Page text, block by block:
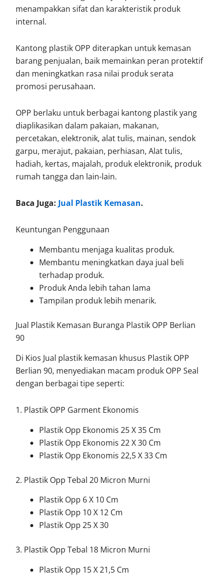
menampakkan sifat dan karakteristik produk
internal.
Kantong plastik OPP diterapkan untuk kemasan
barang penjualan, baik memainkan peran protektif
dan meningkatkan rasa nilai produk serata
promosi perusahaan.
OPP berlaku untuk berbagai kantong plastik yang
diaplikasikan dalam pakaian, makanan,
percetakan, elektronik, alat tulis, mainan, sendok
garpu, merajut, pakaian, perhiasan, Alat tulis,
hadiah, kertas, majalah, produk elektronik, produk
rumah tangga dan lain-lain.
Baca Juga: Jual Plastik Kemasan.
Keuntungan Penggunaan
Membantu menjaga kualitas produk.
Membantu meningkatkan daya jual beli
terhadap produk.
Produk Anda lebih tahan lama
Tampilan produk lebih menarik.
Jual Plastik Kemasan Buranga Plastik OPP Berlian
90
Di Kios Jual plastik kemasan khusus Plastik OPP
Berlian 90, menyediakan macam produk OPP Seal
dengan berbagai tipe seperti:
1. Plastik OPP Garment Ekonomis
Plastik Opp Ekonomis 25 X 35 Cm
Plastik Opp Ekonomis 22 X 30 Cm
Plastik Opp Ekonomis 22,5 X 33 Cm
2. Plastik Opp Tebal 20 Micron Murni
Plastik Opp 6 X 10 Cm
Plastik Opp 10 X 12 Cm
Plastik Opp 25 X 30
3. Plastik Opp Tebal 18 Micron Murni
Plastik Opp 15 X 21,5 Cm